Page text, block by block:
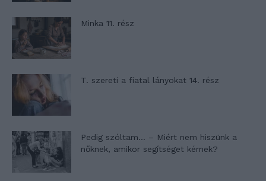
Minka 11. rész
T. szereti a fiatal lányokat 14. rész
Pedig szóltam… – Miért nem hiszünk a
nőknek, amikor segítséget kérnek?